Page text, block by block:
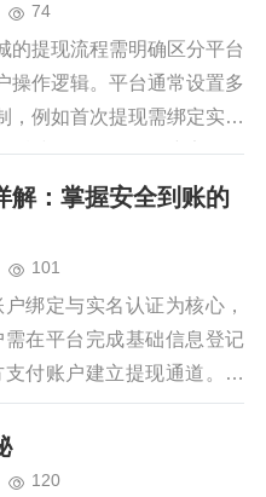
74
的提现流程需明确区分平台
操作逻辑。平台通常设置多
，例如首次提现需绑定实名
后续操作则依赖账户安全等
通过APP内「我的钱包」
解：掌握安全到账的
101
绑定与实名认证为核心，
在平台完成基础信息登记
付账户建立提现通道。系
，包括身份证号码、银行...
120